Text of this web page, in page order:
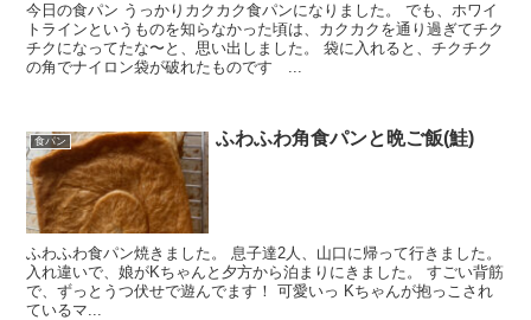
今日の食パン うっかりカクカク食パンになりました。 でも、ホワイ
トラインというものを知らなかった頃は、カクカクを通り過ぎてチク
チクになってたな〜と、思い出しました。 袋に入れると、チクチク
の角でナイロン袋が破れたものです ...
食パン ふわふわ角食パンと晩ご飯(鮭)
ふわふわ食パン焼きました。 息子達2人、山口に帰って行きました。
入れ違いで、娘がKちゃんと夕方から泊まりにきました。 すごい背筋
で、ずっとうつ伏せで遊んでます！ 可愛いっ Kちゃんが抱っこされ
ているマ...